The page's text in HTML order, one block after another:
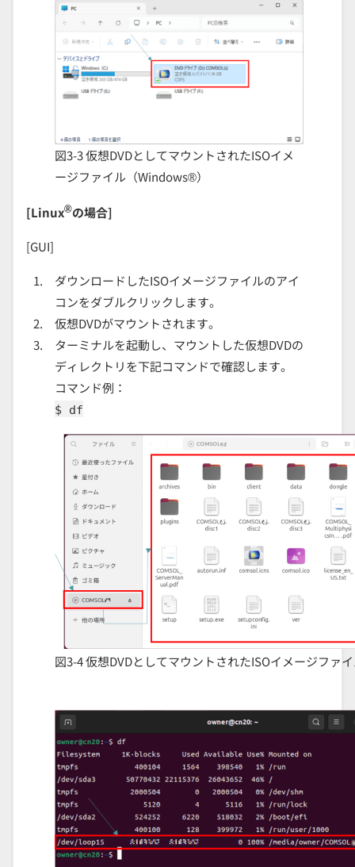
図3-3 仮想DVDとしてマウントされたISOイメ
ージファイル（Windows®）
[Linux®の場合]
[GUI]
ダウンロードしたISOイメージファイルのアイ
コンをダブルクリックします。
仮想DVDがマウントされます。
ターミナルを起動し、マウントした仮想DVDの
ディレクトリを下記コマンドで確認します。
コマンド例：
$ df
図3-4 仮想DVDとしてマウントされたISOイメージファ